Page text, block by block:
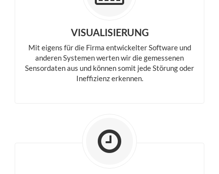
VISUALISIERUNG
Mit eigens für die Firma entwickelter Software und
anderen Systemen werten wir die gemessenen
Sensordaten aus und können somit jede Störung oder
Ineffizienz erkennen.